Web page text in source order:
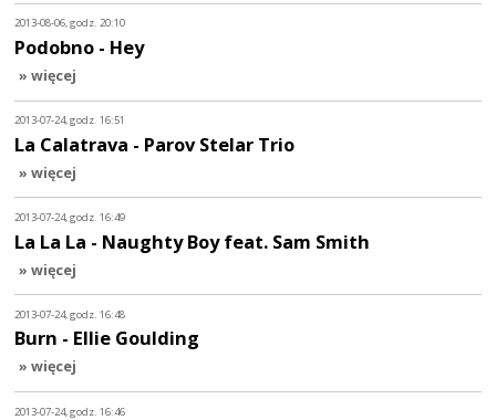
2013-08-06, godz. 20:10
Podobno - Hey
» więcej
2013-07-24, godz. 16:51
La Calatrava - Parov Stelar Trio
» więcej
2013-07-24, godz. 16:49
La La La - Naughty Boy feat. Sam Smith
» więcej
2013-07-24, godz. 16:48
Burn - Ellie Goulding
» więcej
2013-07-24, godz. 16:46